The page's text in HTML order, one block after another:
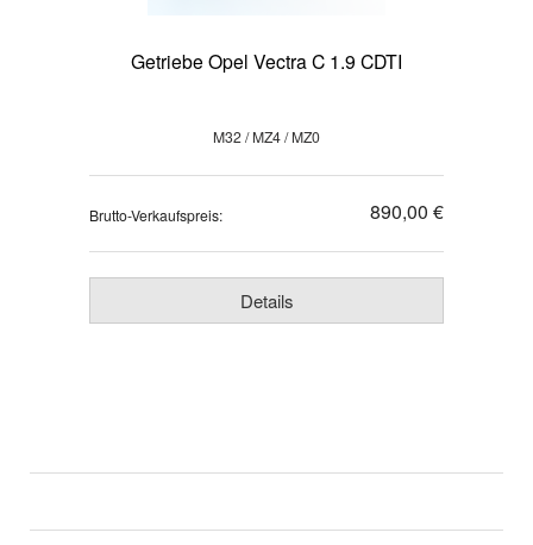
Getriebe Opel Vectra C 1.9 CDTI
M32 / MZ4 / MZ0
Brutto-Verkaufspreis: 890,00 €
Details